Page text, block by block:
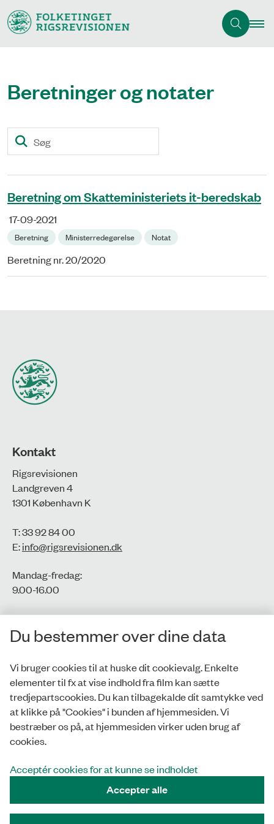
Beretninger og notater
Beretning om Skatteministeriets it-beredskab
17-09-2021
Beretning Ministerredegørelse Notat
Beretning nr. 20/2020
Kontakt
Rigsrevisionen
Landgreven 4
1301 København K
T: 33 92 84 00
E:info@rigsrevisionen.dk
Mandag-fredag:
9.00-16.00​
CVR-nr.: 77806113
EAN-nr.: 5798000016002
Privatlivspolitik
Whistleblowerordning
Tilgængelighedserklæring
Tilmeld nyhedsbrev
Du bestemmer over dine data
Vi bruger cookies til at huske dit cookievalg. Enkelte
elementer til fx at vise indhold fra film kan sætte
tredjepartscookies. Du kan tilbagekalde dit samtykke ved
at klikke på "Cookies" i bunden af hjemmesiden. Vi
bestræber os på, at hjemmesiden virker uden brug af
cookies.
Acceptér cookies for at kunne se indholdet
Accepter alle